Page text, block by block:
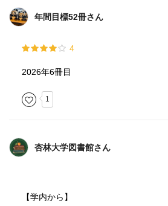
年間目標52冊さん
4
2026年6冊目
1
杏林大学図書館さん
【学内から】